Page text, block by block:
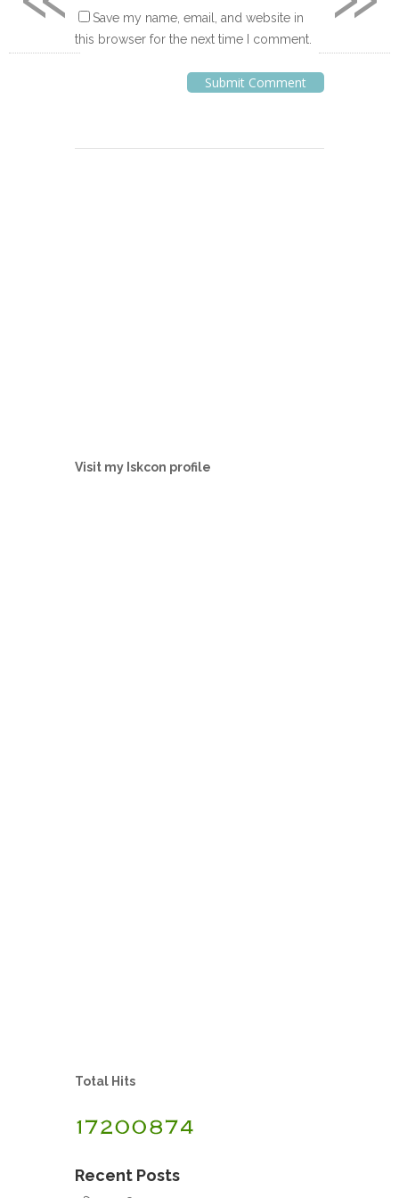
Save my name, email, and website in
this browser for the next time I comment.
Visit my Iskcon profile
Total Hits
Recent Posts